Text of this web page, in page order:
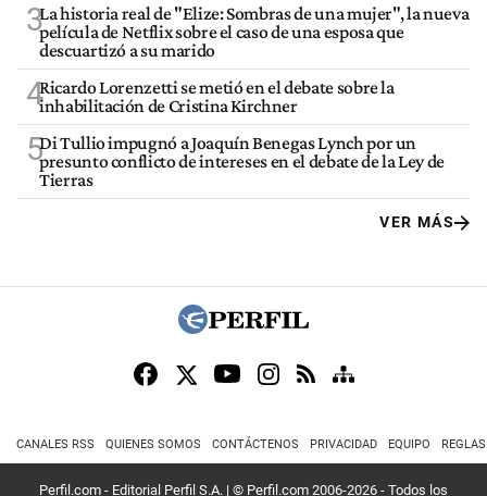
3La historia real de "Elize: Sombras de una mujer", la nueva
película de Netflix sobre el caso de una esposa que
descuartizó a su marido
4Ricardo Lorenzetti se metió en el debate sobre la
inhabilitación de Cristina Kirchner
5Di Tullio impugnó a Joaquín Benegas Lynch por un
presunto conflicto de intereses en el debate de la Ley de
Tierras
VER MÁS
CANALES RSS QUIENES SOMOS CONTÁCTENOS PRIVACIDAD EQUIPO
Perfil.com - Editorial Perfil S.A. | © Perfil.com 2006-2026 - Todos los